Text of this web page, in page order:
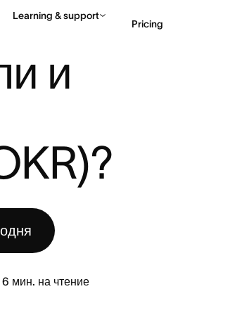
Learning & support
Pricing
и
6 мин. на чтение